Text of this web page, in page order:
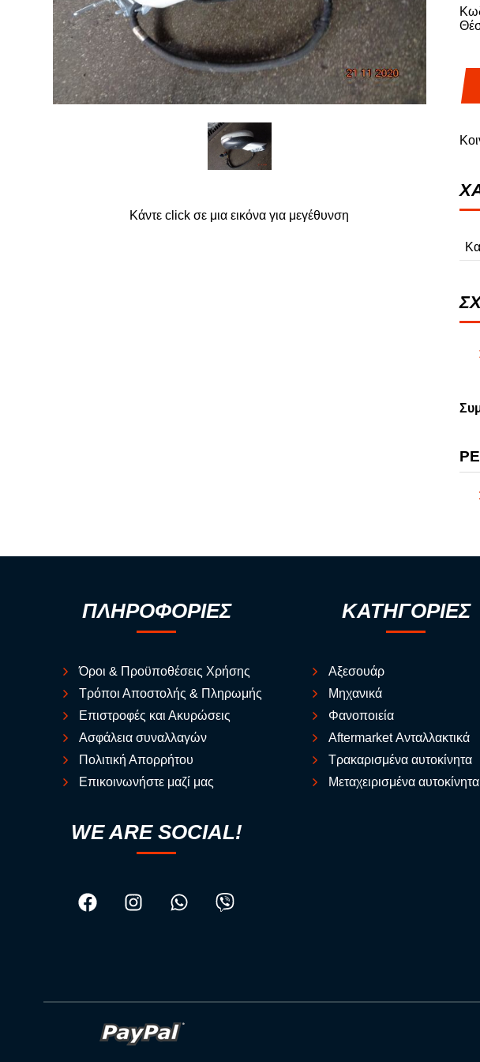
FORD
GREAT WALL
Κάντε click σε μια εικόνα για μεγέθυνση
ΠΛΗΡΟΦΟΡΙΕΣ
Όροι & Προϋποθέσεις Χρήσης
Τρόποι Αποστολής & Πληρωμής
Επιστροφές και Ακυρώσεις
Ασφάλεια συναλλαγών
Πολιτική Απορρήτου
Επικοινωνήστε μαζί μας
WE ARE SOCIAL!
ΚΑΤΗΓΟΡΙΕΣ
Αξεσουάρ
Μηχανικά
Φανοποιεία
Aftermarket Ανταλλακτικά
Τρακαρισμένα αυτοκίνητα
Μεταχειρισμένα αυτοκίνητα